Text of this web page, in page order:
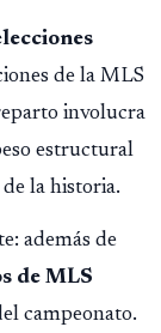
de la MLS
involucra
estructural
la historia.
además de
de MLS
campeonato.